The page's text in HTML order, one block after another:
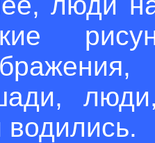
водились.